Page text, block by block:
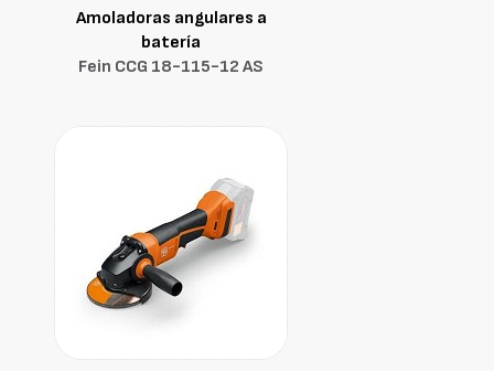
Amoladoras angulares a
batería
Fein CCG 18-115-12 AS